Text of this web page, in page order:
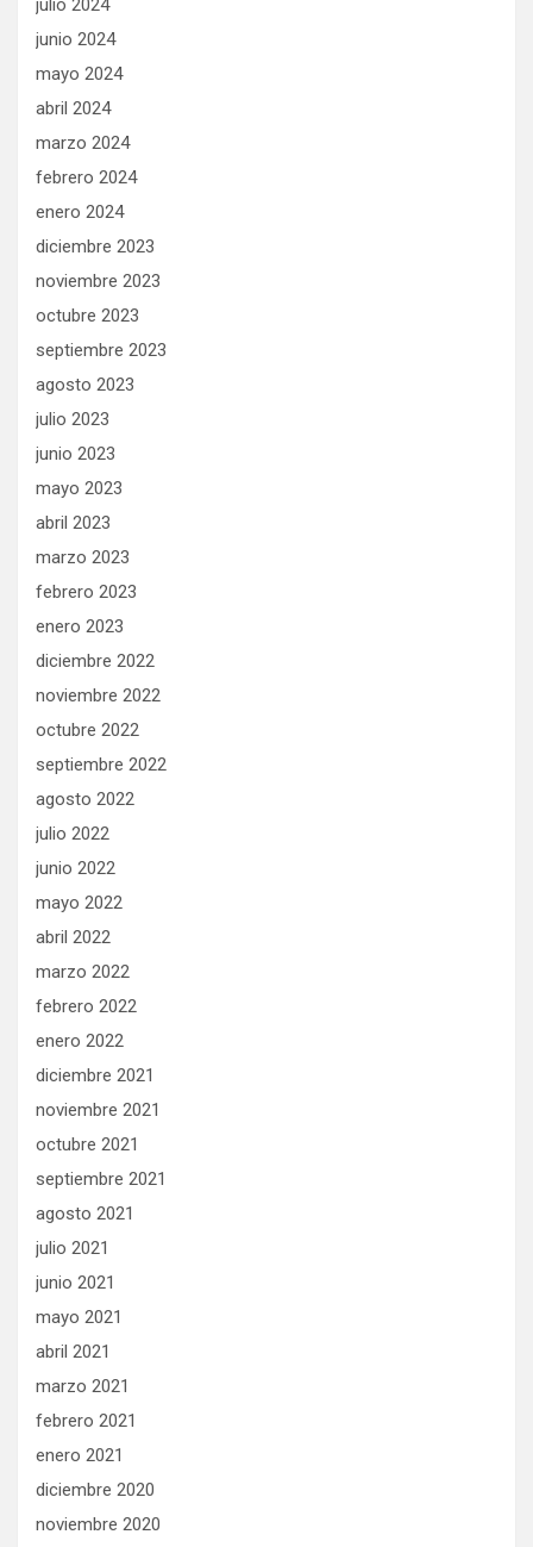
julio 2024
junio 2024
mayo 2024
abril 2024
marzo 2024
febrero 2024
enero 2024
diciembre 2023
noviembre 2023
octubre 2023
septiembre 2023
agosto 2023
julio 2023
junio 2023
mayo 2023
abril 2023
marzo 2023
febrero 2023
enero 2023
diciembre 2022
noviembre 2022
octubre 2022
septiembre 2022
agosto 2022
julio 2022
junio 2022
mayo 2022
abril 2022
marzo 2022
febrero 2022
enero 2022
diciembre 2021
noviembre 2021
octubre 2021
septiembre 2021
agosto 2021
julio 2021
junio 2021
mayo 2021
abril 2021
marzo 2021
febrero 2021
enero 2021
diciembre 2020
noviembre 2020